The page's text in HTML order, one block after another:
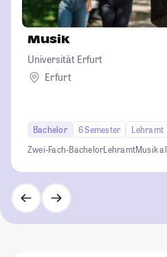
Musik
Universität Erfurt
Erfurt
Bachelor 6 Semester
Lehramt
Zwei-Fach-BachelorLehramtMusik